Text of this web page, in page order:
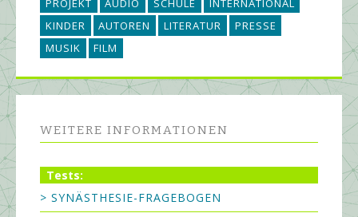
PROJEKT
AUDIO SCHULE
INTERNATIONAL
KINDER
AUTOREN LITERATUR
PRESSE
MUSIK
FILM
WEITERE INFORMATIONEN
Tests:
> SYNÄSTHESIE-FRAGEBOGEN